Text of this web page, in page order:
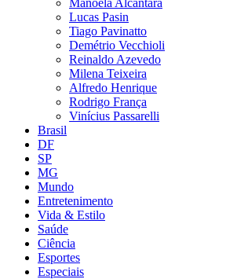
Lucas Pasin
Tiago Pavinatto
Demétrio Vecchioli
Reinaldo Azevedo
Milena Teixeira
Alfredo Henrique
Rodrigo França
Vinícius Passarelli
Brasil
DF
SP
MG
Mundo
Entretenimento
Vida & Estilo
Saúde
Ciência
Esportes
Especiais